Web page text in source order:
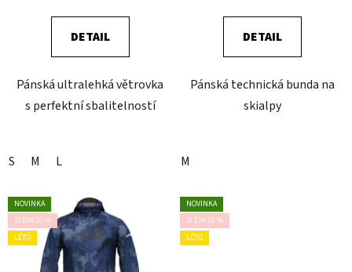
DETAIL
Pánská ultralehká větrovka
s perfektní sbalitelností
S M L
DETAIL
Pánská technická bunda na
skialpy
M
NOVINKA
SLEVA 20 %
LÉTO
NOVINKA
SLEVA 20 %
LÉTO